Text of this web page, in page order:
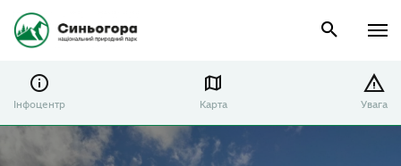
Інфоцентр Карта Увага